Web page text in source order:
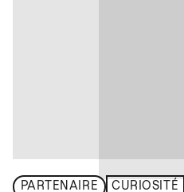
PARTENAIRE CURIOSITÉ